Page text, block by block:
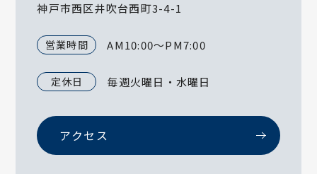
神戸市西区井吹台西町3-4-1
営業時間 AM10:00～PM7:00
定休日 毎週火曜日・水曜日
アクセス